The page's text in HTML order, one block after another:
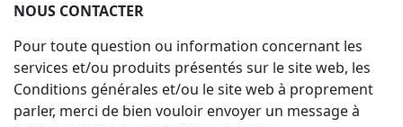
NOUS CONTACTER
Pour toute question ou information concernant les
services et/ou produits présentés sur le site web, les
Conditions générales et/ou le site web à proprement
parler, merci de bien vouloir envoyer un message à